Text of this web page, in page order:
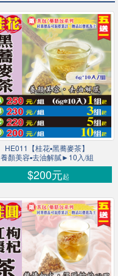
HE011【桂花▪黑蕎麥茶】
養顏美容▪去油解膩►10入/組
$200元起